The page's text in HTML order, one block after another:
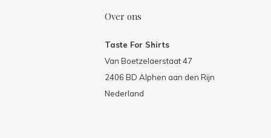
Over ons
Taste For Shirts
Van Boetzelaerstaat 47
2406 BD Alphen aan den Rijn
Nederland